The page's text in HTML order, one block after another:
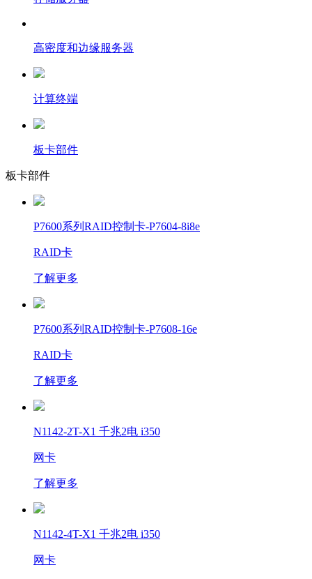
高密度和边缘服务器
计算终端
板卡部件
板卡部件
P7600系列RAID控制卡-P7604-8i8e
RAID卡
了解更多
P7600系列RAID控制卡-P7608-16e
RAID卡
了解更多
N1142-2T-X1 千兆2电 i350
网卡
了解更多
N1142-4T-X1 千兆2电 i350
网卡